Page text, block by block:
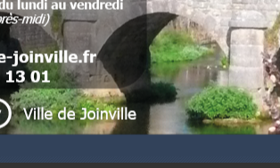
.